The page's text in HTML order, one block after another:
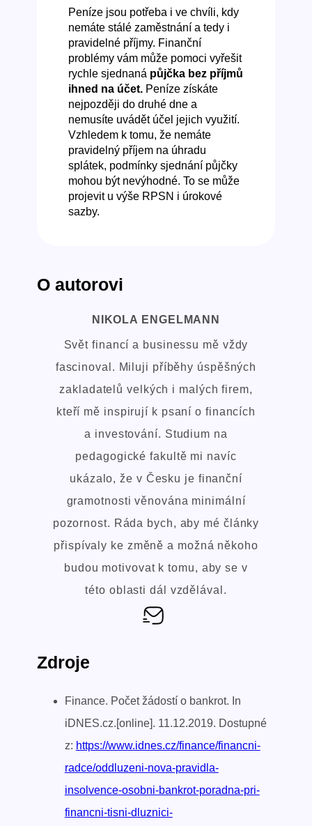
Peníze jsou potřeba i ve chvíli, kdy
nemáte stálé zaměstnání a tedy i
pravidelné příjmy. Finanční
problémy vám může pomoci vyřešit
rychle sjednaná půjčka bez příjmů
ihned na účet.Peníze získáte
nejpozději do druhé dne a
nemusíte uvádět účel jejich využití.
Vzhledem k tomu, že nemáte
pravidelný příjem na úhradu
splátek, podmínky sjednání půjčky
mohou být nevýhodné. To se může
projevit u výše RPSN i úrokové
sazby.
O autorovi
NIKOLA ENGELMANN
Svět financí a businessu mě vždy
fascinoval. Miluji příběhy úspěšných
zakladatelů velkých i malých firem,
kteří mě inspirují k psaní o financích
a investování. Studium na
pedagogické fakultě mi navíc
ukázalo, že v Česku je finanční
gramotnosti věnována minimální
pozornost. Ráda bych, aby mé články
přispívaly ke změně a možná někoho
budou motivovat k tomu, aby se v
této oblasti dál vzdělával.
Zdroje
Finance. Počet žádostí o bankrot. In
iDNES.cz.[online]. 11.12.2019. Dostupné
z: https://www.idnes.cz/finance/financni-
radce/oddluzeni-nova-pravidla-
insolvence-osobni-bankrot-poradna-pri-
financni-tisni-dluznici-